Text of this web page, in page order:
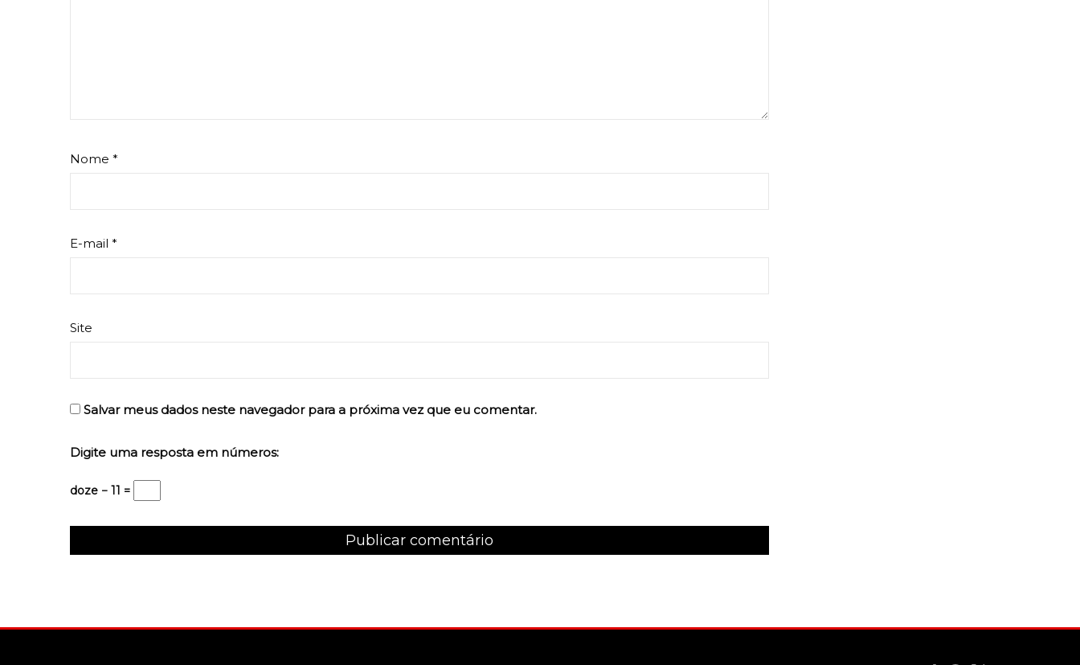
Nome *
E-mail *
Site
Salvar meus dados neste navegador para a próxima vez que eu comentar.
Digite uma resposta em números:
doze − 11 =